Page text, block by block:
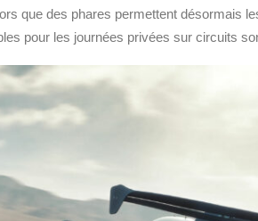
que des phares permettent désormais
pour les journées privées sur circuits